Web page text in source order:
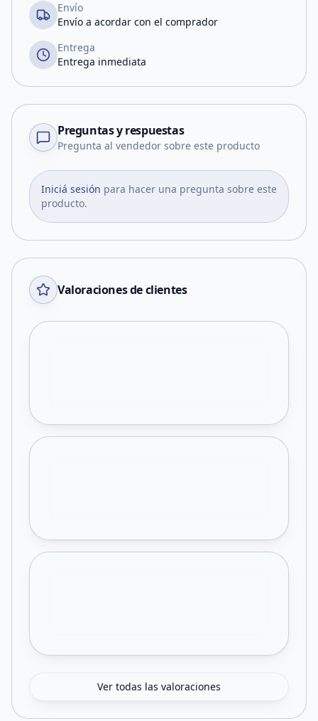
Envío
Envío a acordar con el comprador
Entrega
Entrega inmediata
Preguntas y respuestas
Pregunta al vendedor sobre este producto
Iniciá sesión para hacer una pregunta sobre este
producto.
Valoraciones de clientes
Ver todas las valoraciones